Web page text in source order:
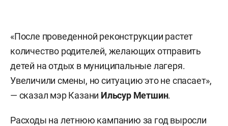
«После проведенной реконструкции растет
количество родителей, желающих отправить
детей на отдых в муниципальные лагеря.
Увеличили смены, но ситуацию это не спасает»,
— сказал мэр Казани Ильсур Метшин.
Расходы на летнюю кампанию за год выросли